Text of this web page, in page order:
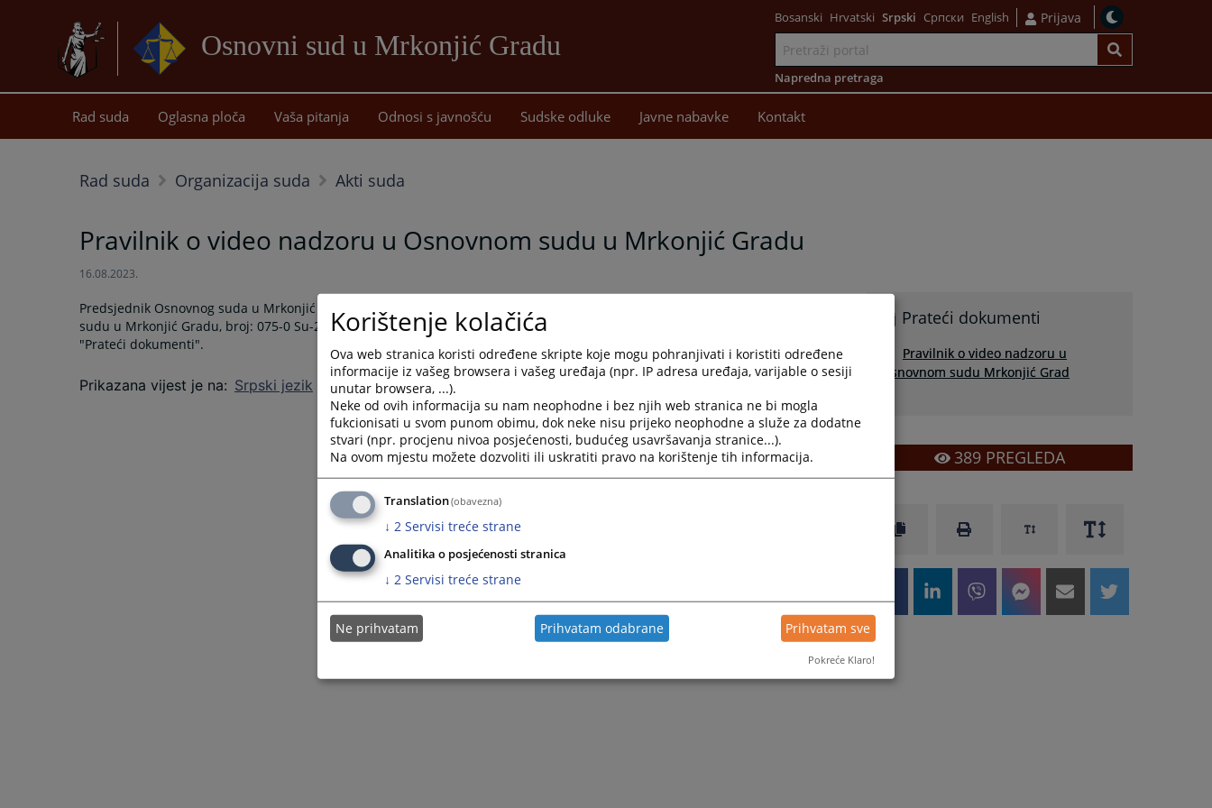
Osnovni sud u Mrkonjić Gradu
sadržaj
Bosanski Hrvatski Srpski Српски English Prijava
Napredna pretraga
Rad suda Oglasna ploča Vaša pitanja Odnosi s javnošću Sudske odluke Javne nabavke Kontakt
Rad suda Organizacija suda Akti suda
Pravilnik o video nadzoru u Osnovnom sudu u Mrkonjić Gradu
16.08.2023.
Predsjednik Osnovnog suda u Mrkonjić Gradu donio je dana, 16.8.2023. godine, Pravilnik o video nadzoru u Osnovnom
sudu u Mrkonjić Gradu, broj: 075-0 Su-23-000 274, koji je stupio na snagu danom donošenja, a koji se nalazi u sekciji
"Prateći dokumenti".
Prikazana vijest je na: Srpski jezik
Prateći dokumenti
Pravilnik o video nadzoru u
Osnovnom sudu Mrkonjić Grad
389PREGLEDA
Korištenje kolačića
Ova web stranica koristi određene skripte koje mogu pohranjivati i koristiti određene
informacije iz vašeg browsera i vašeg uređaja (npr. IP adresa uređaja, varijable o sesiji
unutar browsera, ...).
Neke od ovih informacija su nam neophodne i bez njih web stranica ne bi mogla
fukcionisati u svom punom obimu, dok neke nisu prijeko neophodne a služe za dodatne
stvari (npr. procjenu nivoa posjećenosti, budućeg usavršavanja stranice...).
Na ovom mjestu možete dozvoliti ili uskratiti pravo na korištenje tih informacija.
Translation(obavezna)
↓ 2 Servisi treće strane
Analitika o posjećenosti stranica
↓ 2 Servisi treće strane
Ne prihvatam Prihvatam odabrane Prihvatam sve
Pokreće Klaro!